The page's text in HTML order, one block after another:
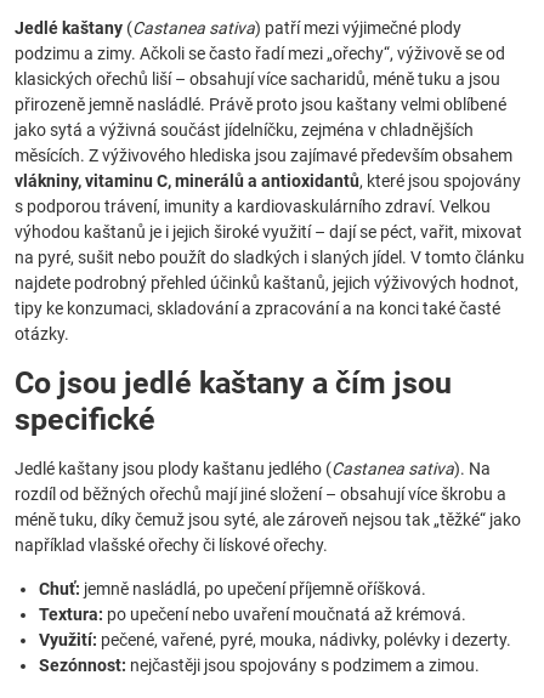
Jedlé kaštany (Castanea sativa) patří mezi výjimečné plody
podzimu a zimy. Ačkoli se často řadí mezi „ořechy“, výživově se od
klasických ořechů liší – obsahují více sacharidů, méně tuku a jsou
přirozeně jemně nasládlé. Právě proto jsou kaštany velmi oblíbené
jako sytá a výživná součást jídelníčku, zejména v chladnějších
měsících. Z výživového hlediska jsou zajímavé především obsahem
vlákniny, vitaminu C, minerálů a antioxidantů, které jsou spojovány
s podporou trávení, imunity a kardiovaskulárního zdraví. Velkou
výhodou kaštanů je i jejich široké využití – dají se péct, vařit, mixovat
na pyré, sušit nebo použít do sladkých i slaných jídel. V tomto článku
najdete podrobný přehled účinků kaštanů, jejich výživových hodnot,
tipy ke konzumaci, skladování a zpracování a na konci také časté
otázky.
Co jsou jedlé kaštany a čím jsou
specifické
Jedlé kaštany jsou plody kaštanu jedlého (Castanea sativa). Na
rozdíl od běžných ořechů mají jiné složení – obsahují více škrobu a
méně tuku, díky čemuž jsou syté, ale zároveň nejsou tak „těžké“ jako
například vlašské ořechy či lískové ořechy.
Chuť: jemně nasládlá, po upečení příjemně oříšková.
Textura: po upečení nebo uvaření moučnatá až krémová.
Využití: pečené, vařené, pyré, mouka, nádivky, polévky i dezerty.
Sezónnost: nejčastěji jsou spojovány s podzimem a zimou.